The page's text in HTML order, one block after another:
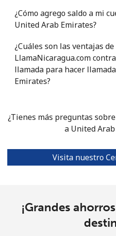
Línea fija ⁦16.9¢⁩
Celular ⁦16.9¢⁩
¿Cómo agrego saldo a mi
United Arab Emirates?
¿Cuáles son las ventajas
LlamaNicaragua.com
llamada para hacer
Emirates?
¿Tienes más preguntas
a United
Visita nuestro
¡Grandes